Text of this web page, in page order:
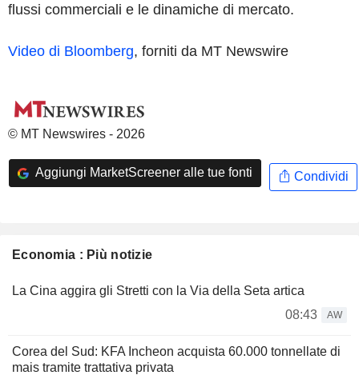
flussi commerciali e le dinamiche di mercato.
Video di Bloomberg, forniti da MT Newswire
© MT Newswires - 2026
Aggiungi MarketScreener alle tue fonti Condividi
Economia : Più notizie
La Cina aggira gli Stretti con la Via della Seta artica
08:43
AW
Corea del Sud: KFA Incheon acquista 60.000 tonnellate di
mais tramite trattativa privata